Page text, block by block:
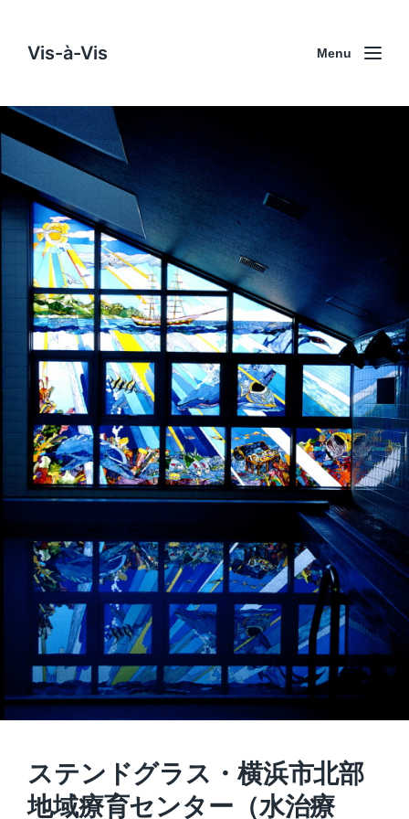
Vis-à-Vis Menu
ステンドグラス・横浜市北部
地域療育センター（水治療